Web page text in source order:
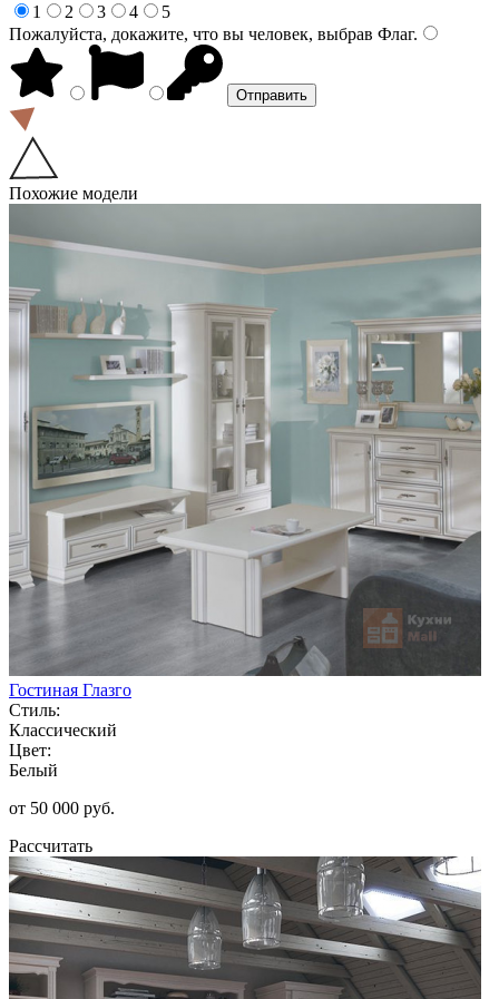
1
2 3 4
5
Пожалуйста, докажите, что вы человек, выбрав Флаг.
Похожие модели
Гостиная Глазго
Стиль:
Классический
Цвет:
Белый
от 50 000 руб.
Рассчитать